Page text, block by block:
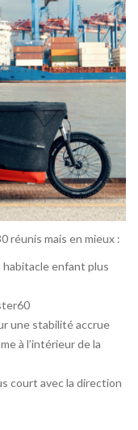
réunis mais en mieux :
habitacle enfant plus
une stabilité accrue
à l’intérieur de la
court avec la direction